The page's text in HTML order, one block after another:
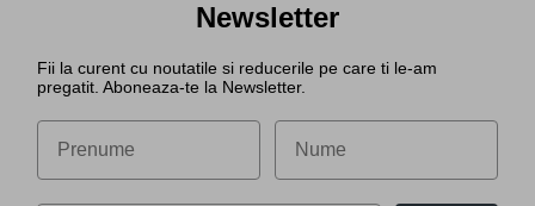
Newsletter
Fii la curent cu noutatile si reducerile pe care ti le-am
pregatit. Aboneaza-te la Newsletter.